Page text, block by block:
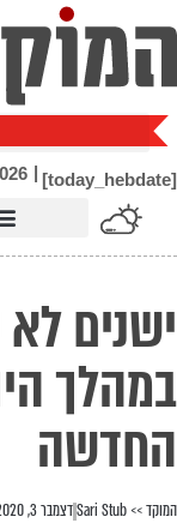
לתוכן
[today_hebdate]
|
ישנים
במהלך
החדשה
המוקד >> דצמבר 3, 2020